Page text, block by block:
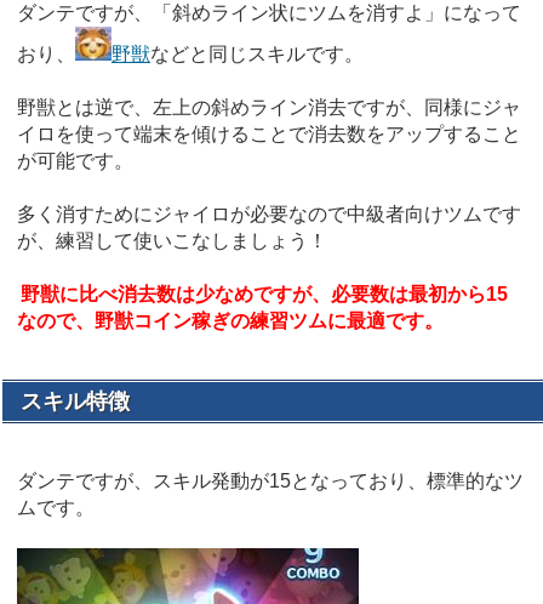
ダンテですが、「斜めライン状にツムを消すよ」になって
おり、
野獣などと同じスキルです。
野獣とは逆で、左上の斜めライン消去ですが、同様にジャ
イロを使って端末を傾けることで消去数をアップすること
が可能です。
多く消すためにジャイロが必要なので中級者向けツムです
が、練習して使いこなしましょう！
野獣に比べ消去数は少なめですが、必要数は最初から15
なので、野獣コイン稼ぎの練習ツムに最適です。
スキル特徴
ダンテですが、スキル発動が15となっており、標準的なツ
ムです。